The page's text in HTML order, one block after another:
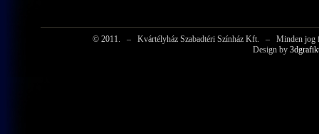
© 2011. – Kvártélyház Szabadtéri Színház Kft. –
Minden jog
Design by